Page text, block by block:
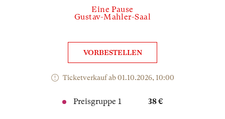
Eine Pause
Gustav-Mahler-Saal
VORBESTELLEN
Ticketverkauf ab 01.10.2026, 10:00
Preisgruppe 1 38 €